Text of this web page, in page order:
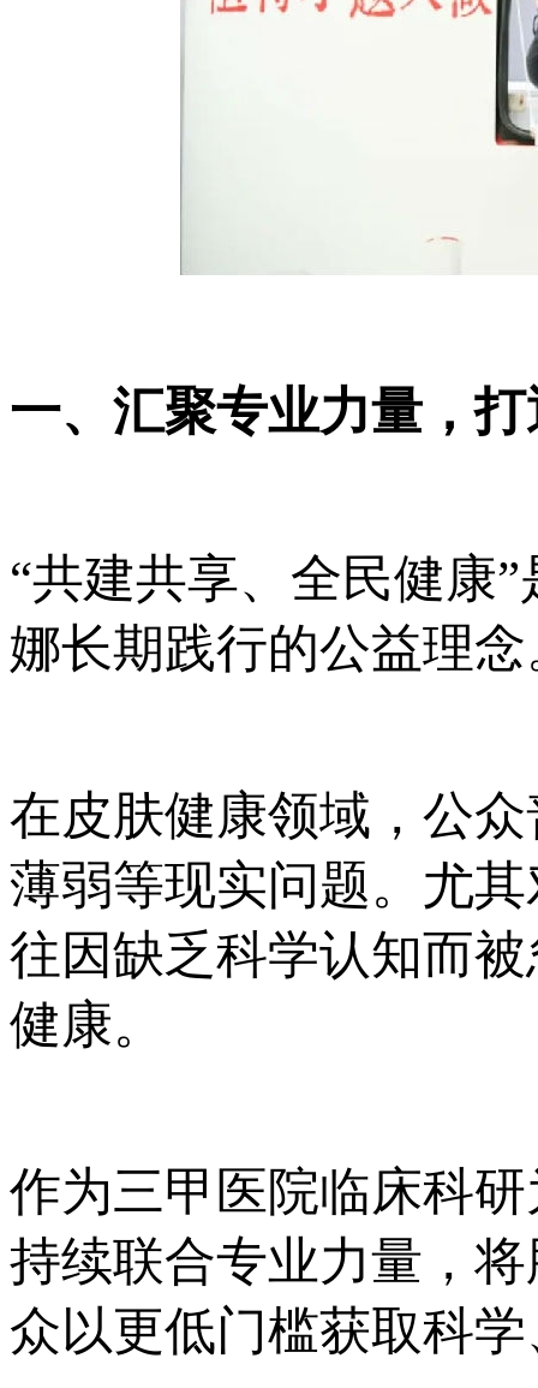
一、汇聚专业力量，
“共建共享、全民健康
娜长期践行的公益理念
在皮肤健康领域，公
薄弱等现实问题。尤
往因缺乏科学认知而
健康。
作为三甲医院临床科
持续联合专业力量，
众以更低门槛获取科